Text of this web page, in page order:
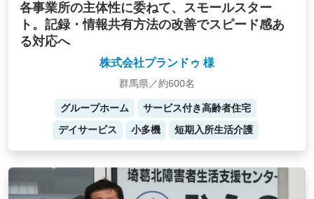
各事業所の主体性に委ねて、スモールスター
ト。記録・情報共有方法の改善でスピード感あ
る対応へ
株式会社プランドゥ 様
群馬県／約600名
グループホーム
サービス付き高齢者住宅
デイサービス
小多機 短期入所生活介護